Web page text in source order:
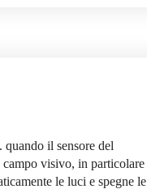
il sensore del
campo visivo, in particolare
le luci e spegne le